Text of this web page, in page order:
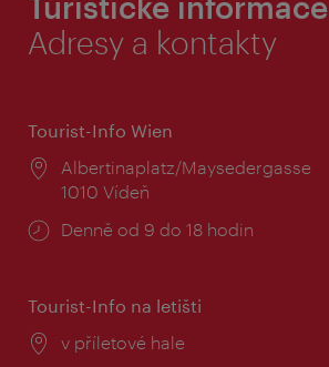
Adresy a kontakty
Tourist-Info Wien
Místo:
Albertinaplatz/Maysedergasse
1010 Vídeň
Provozní
Denně od 9 do 18 hodin
Tourist-Info na letišti
Místo:
v příletové hale